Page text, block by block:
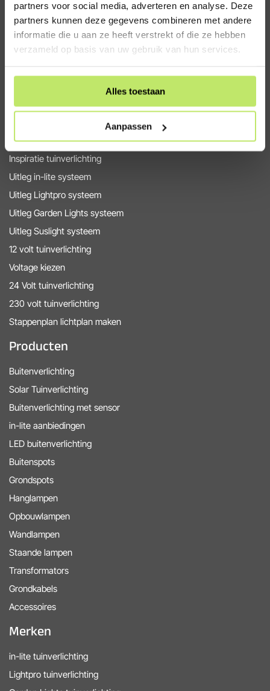
partners voor social media, adverteren en analyse. Deze
partners kunnen deze gegevens combineren met andere
informatie die u aan ze heeft verstrekt of die ze hebben
verzameld op basis van uw gebruik van hun services.
Alles toestaan
Aanpassen
Zakelijk bestellen
Spaarpunten programma
Privacy verklaring
Contact
Montage tuinverlichting
Inspiratie tuinverlichting
Uitleg in-lite systeem
Uitleg Lightpro systeem
Uitleg Garden Lights systeem
Uitleg Suslight systeem
12 volt tuinverlichting
Voltage kiezen
24 Volt tuinverlichting
230 volt tuinverlichting
Stappenplan lichtplan maken
Producten
Buitenverlichting
Solar Tuinverlichting
Buitenverlichting met sensor
in-lite aanbiedingen
LED buitenverlichting
Buitenspots
Grondspots
Hanglampen
Opbouwlampen
Wandlampen
Staande lampen
Transformators
Grondkabels
Accessoires
Merken
in-lite tuinverlichting
Lightpro tuinverlichting